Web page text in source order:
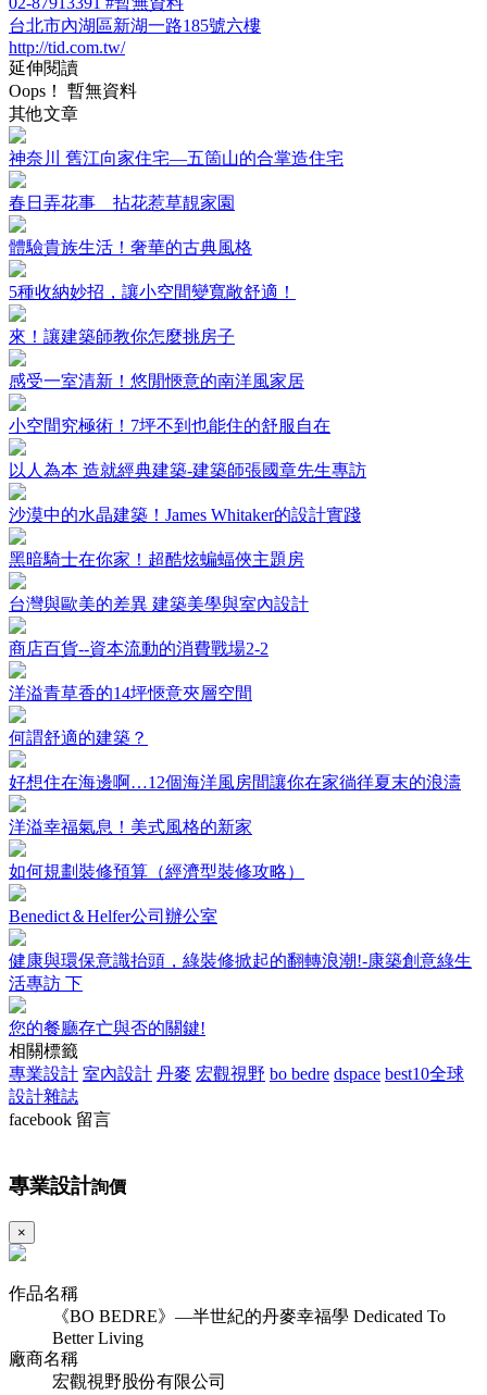
台北市內湖區新湖一路185號六樓
http://tid.com.tw/
延伸閱讀
Oops！ 暫無資料
其他文章
神奈川 舊江向家住宅—五箇山的合掌造住宅
春日弄花事 拈花惹草靚家園
體驗貴族生活！奢華的古典風格
5種收納妙招，讓小空間變寬敞舒適！
來！讓建築師教你怎麼挑房子
感受一室清新！悠閒愜意的南洋風家居
小空間究極術！7坪不到也能住的舒服自在
以人為本 造就經典建築-建築師張國章先生專訪
沙漠中的水晶建築！James Whitaker的設計實踐
黑暗騎士在你家！超酷炫蝙蝠俠主題房
台灣與歐美的差異 建築美學與室內設計
商店百貨--資本流動的消費戰場2-2
洋溢青草香的14坪愜意夾層空間
何謂舒適的建築？
好想住在海邊啊…12個海洋風房間讓你在家徜徉夏末的浪濤
洋溢幸福氣息！美式風格的新家
如何規劃裝修預算（經濟型裝修攻略）
Benedict＆Helfer公司辦公室
健康與環保意識抬頭，綠裝修掀起的翻轉浪潮!-康築創意綠生
活專訪 下
您的餐廳存亡與否的關鍵!
相關標籤
專業設計 室內設計 丹麥 宏觀視野 bo bedre dspace best10全球
設計雜誌
facebook 留言
專業設計詢價
×
作品名稱
《BO BEDRE》—半世紀的丹麥幸福學 Dedicated To
Better Living
廠商名稱
宏觀視野股份有限公司